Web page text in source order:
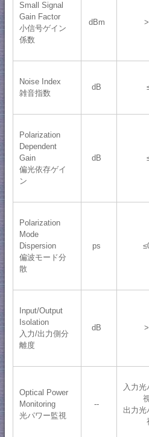
Small Signal
Gain Factor
小信号ゲイン
係数
dBm
Noise Index
雑音指数
dB
Polarization
Dependent
Gain
偏光依存ゲイ
ン
dB
Polarization
Mode
Dispersion
偏波モード分
散
ps
Input/Output
Isolation
入力/出力側分
離度
dB
Optical Power
Monitoring
光パワー監視
--
入力光
出力光